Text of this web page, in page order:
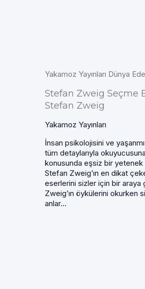
Yakamoz Yayınları Dünya
Stefan Zweig Seçme
Stefan Zweig
Yakamoz Yayınları
İnsan psikolojisini ve
tüm detaylarıyla
konusunda eşsiz bir yetenek
Stefan Zweig’ın en dikat
eserlerini sizler için bir araya
Zweig’ın öykülerini okurken
anlar...